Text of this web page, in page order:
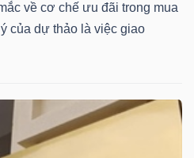
về cơ chế ưu đãi trong mua
của dự thảo là việc giao